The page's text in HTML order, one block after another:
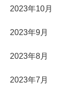
2023年10月
2023年9月
2023年8月
2023年7月